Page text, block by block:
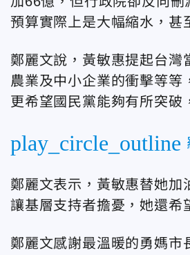
預算實際上是大幅縮水，甚
鄭麗文說，黃敏惠提起台灣
農業及中小企業的衝擊等
更希望國民黨能夠有所突破
play_circle_outline
鄭麗文表示，黃敏惠替她加
讓基層支持者擔憂，她還希
鄭麗文感謝最溫暖的勇媽市